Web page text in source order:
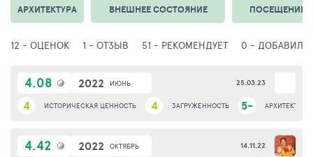
АРХИТЕКТУРА ВНЕШНЕЕ СОСТОЯНИЕ ПОСЕЩЕНИЕ
12 - ОЦЕНОК 1 - ОТЗЫВ 51 - РЕКОМЕНДУЕТ 0 - ДОБАВИЛИ
4.08
4 ИСТОРИЧЕСКАЯ ЦЕННОСТЬ 4 ЗАГРУЖЕННОСТЬ 5- АРХИТЕКТУРА
2022 ИЮНЬ 25.03.23
4.42 2022 ОКТЯБРЬ 14.11.22